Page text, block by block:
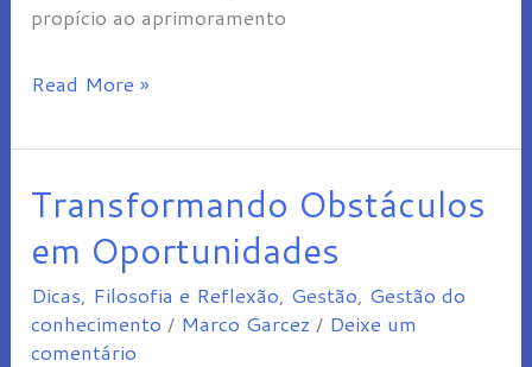
propício ao aprimoramento
Read More »
Transformando Obstáculos
em Oportunidades
Dicas, Filosofia e Reflexão, Gestão, Gestão do
conhecimento / Marco Garcez / Deixe um
comentário
Transformando
Obstáculos
em
Oportunidades